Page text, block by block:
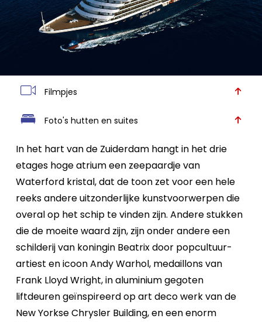
Filmpjes
Foto's hutten en suites
In het hart van de Zuiderdam hangt in het drie
etages hoge atrium een zeepaardje van
Waterford kristal, dat de toon zet voor een hele
reeks andere uitzonderlijke kunstvoorwerpen die
overal op het schip te vinden zijn. Andere stukken
die de moeite waard zijn, zijn onder andere een
schilderij van koningin Beatrix door popcultuur-
artiest en icoon Andy Warhol, medaillons van
Frank Lloyd Wright, in aluminium gegoten
liftdeuren geïnspireerd op art deco werk van de
New Yorkse Chrysler Building, en een enorm